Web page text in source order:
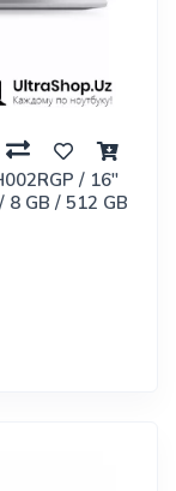
/ 16"
GB / 512 GB